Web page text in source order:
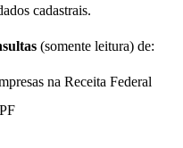
cadastrais.
(somente leitura) de:
na Receita Federal